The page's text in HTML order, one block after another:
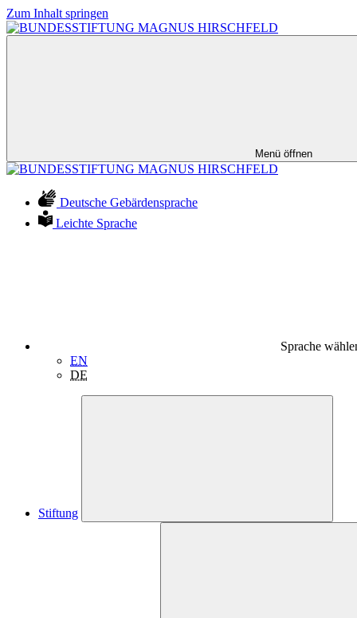
Zum Inhalt springen
Menü öffnen
Deutsche Gebärdensprache
Leichte Sprache
Sprache
EN
DE
Stiftung